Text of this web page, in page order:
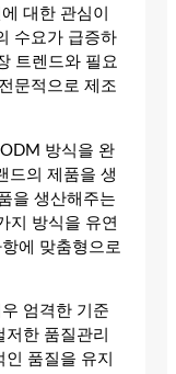
대한 관심이
수요가 급증하
트렌드와 필요
문적으로 제조
방식을 완
드의 제품을 생
을 생산해주는
지 방식을 유연
에 맞춤형으로
엄격한 기준
한 품질관리
품질을 유지